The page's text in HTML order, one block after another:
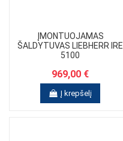
ĮMONTUOJAMAS
ŠALDYTUVAS LIEBHERR IRE
5100
969,00 €
Į krepšelį